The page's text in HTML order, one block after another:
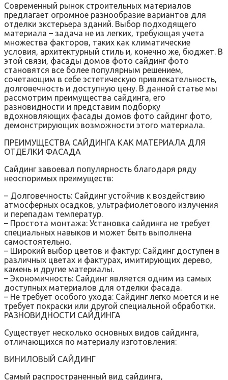
Современный рынок строительных материалов
предлагает огромное разнообразие вариантов для
отделки экстерьера зданий. Выбор подходящего
материала – задача не из легких‚ требующая учета
множества факторов‚ таких как климатические
условия‚ архитектурный стиль и‚ конечно же‚ бюджет. В
этой связи‚ фасады домов фото сайдинг фото
становятся все более популярным решением‚
сочетающим в себе эстетическую привлекательность‚
долговечность и доступную цену. В данной статье мы
рассмотрим преимущества сайдинга‚ его
разновидности и представим подборку
вдохновляющих фасады домов фото сайдинг фото‚
демонстрирующих возможности этого материала.
ПРЕИМУЩЕСТВА САЙДИНГА КАК МАТЕРИАЛА ДЛЯ
ОТДЕЛКИ ФАСАДА
Сайдинг завоевал популярность благодаря ряду
неоспоримых преимуществ:
– Долговечность: Сайдинг устойчив к воздействию
атмосферных осадков‚ ультрафиолетового излучения
и перепадам температур.
– Простота монтажа: Установка сайдинга не требует
специальных навыков и может быть выполнена
самостоятельно.
– Широкий выбор цветов и фактур: Сайдинг доступен в
различных цветах и фактурах‚ имитирующих дерево‚
камень и другие материалы.
– Экономичность: Сайдинг является одним из самых
доступных материалов для отделки фасада.
– Не требует особого ухода: Сайдинг легко моется и не
требует покраски или другой специальной обработки.
РАЗНОВИДНОСТИ САЙДИНГА
Существует несколько основных видов сайдинга‚
отличающихся по материалу изготовления:
ВИНИЛОВЫЙ САЙДИНГ
Самый распространенный вид сайдинга‚